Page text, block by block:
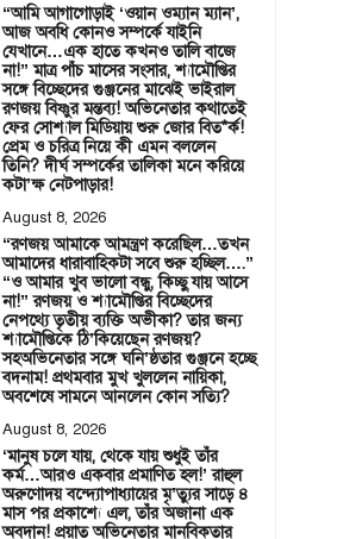
“আমি আগাগোড়াই ‘ওয়ান ওম্যান ম্যান’,
আজ অবধি কোনও সম্পর্কে যাইনি
যেখানে…এক হাতে কখনও তালি বাজে
না!” মাত্র পাঁচ মাসের সংসার, শ্যামৌপ্তির
সঙ্গে বিচ্ছেদের গুঞ্জনের মাঝেই ভাইরাল
রণজয় বিষ্ণুর মন্তব্য! অভিনেতার কথাতেই
ফের সোশ্যাল মিডিয়ায় শুরু জোর বিত*র্ক!
প্রেম ও চরিত্র নিয়ে কী এমন বললেন
তিনি? দীর্ঘ সম্পর্কের তালিকা মনে করিয়ে
কটা’ক্ষ নেটপাড়ার!
August 8, 2026
“রণজয় আমাকে আমন্ত্রণ করেছিল…তখন
আমাদের ধারাবাহিকটা সবে শুরু হচ্ছিল….”
“ও আমার খুব ভালো বন্ধু, কিচ্ছু যায় আসে
না!” রণজয় ও শ্যামৌপ্তির বিচ্ছেদের
নেপথ্যে তৃতীয় ব্যক্তি অভীকা? তার জন্য
শ্যামৌপ্তিকে ঠি’কিয়েছেন রণজয়?
সহঅভিনেতার সঙ্গে ঘনি’ষ্ঠতার গুঞ্জনে হচ্ছে
বদনাম! প্রথমবার মুখ খুললেন নায়িকা,
অবশেষে সামনে আনলেন কোন সত্যি?
August 8, 2026
‘মানুষ চলে যায়, থেকে যায় শুধুই তাঁর
কর্ম…আরও একবার প্রমাণিত হল!’ রাহুল
অরুণোদয় বন্দ্যোপাধ্যায়ের মৃ’ত্যুর সাড়ে ৪
মাস পর প্রকাশ্যে এল, তাঁর অজানা এক
অবদান! প্রয়াত অভিনেতার মানবিকতার